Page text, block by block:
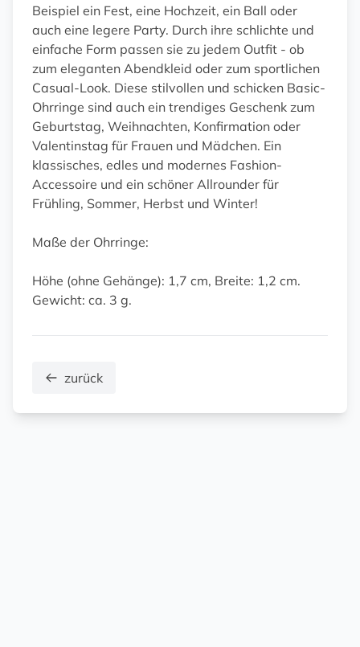
Beispiel ein Fest, eine Hochzeit, ein Ball oder
auch eine legere Party. Durch ihre schlichte und
einfache Form passen sie zu jedem Outfit - ob
zum eleganten Abendkleid oder zum sportlichen
Casual-Look. Diese stilvollen und schicken Basic-
Ohrringe sind auch ein trendiges Geschenk zum
Geburtstag, Weihnachten, Konfirmation oder
Valentinstag für Frauen und Mädchen. Ein
klassisches, edles und modernes Fashion-
Accessoire und ein schöner Allrounder für
Frühling, Sommer, Herbst und Winter!
Maße der Ohrringe:
Höhe (ohne Gehänge): 1,7 cm, Breite: 1,2 cm.
Gewicht: ca. 3 g.
zurück